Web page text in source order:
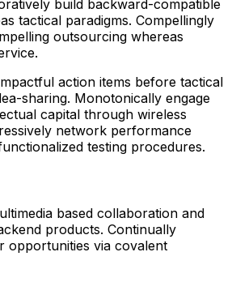
build backward-compatible
tactical paradigms. Compellingly
outsourcing whereas
action items before tactical
sharing. Monotonically engage
capital through wireless
network performance
testing procedures.
based collaboration and
products. Continually
opportunities via covalent